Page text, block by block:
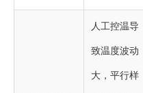
人工控温导
致温度波动
大，平行样